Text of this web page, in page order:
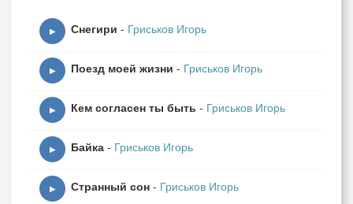
▶ Снегири - Гриськов Игорь
▶ Поезд моей жизни - Гриськов Игорь
▶ Кем согласен ты быть - Гриськов Игорь
▶ Байка - Гриськов Игорь
▶ Странный сон - Гриськов Игорь